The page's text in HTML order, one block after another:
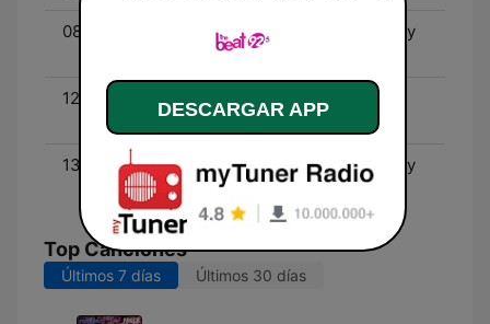
08:20 - 12:00
The Beat of your Workday
with Donna
12:00 - 13:00
The Beat's All-Request
Lunch Hour
13:00 - 17:00
The Beat of your Workday
with Meghan Kelly
Top Canciones
Últimos 7 días Últimos 30 días
DESCARGAR APP